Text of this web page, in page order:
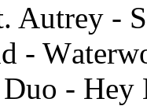
Autrеy -
-
Duо -